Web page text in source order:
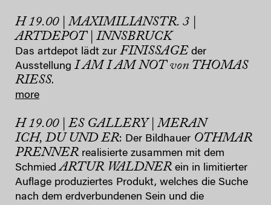
H 19.00 | MAXIMILIANSTR. 3 |
ARTDEPOT | INNSBRUCK
Das artdepot lädt zur FINISSAGE der
Ausstellung I AM I AM NOT von THOMAS
RIESS.
more
H 19.00 | ES GALLERY | MERAN
ICH, DU UND ER: Der Bildhauer OTHMAR
PRENNERrealisierte zusammen mit dem
SchmiedARTUR WALDNERein in limitierter
Auflage produziertes Produkt, welches die Suche
nach dem erdverbundenen Sein und die